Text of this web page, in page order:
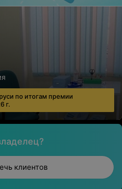
по итогам премии
г.
клиентов